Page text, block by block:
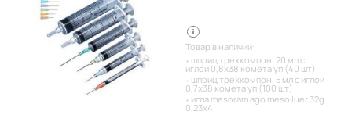
Товар в наличии:
шприц трехкомпон. 20 мл с
иглой 0,8х38 комета уп (40 шт)
шприц трехкомпон. 5 мл с иглой
0,7х38 комета уп (100 шт)
игла mesoram ago meso luer 32g
0,23x4